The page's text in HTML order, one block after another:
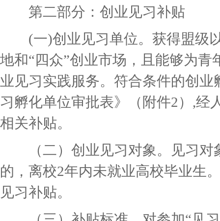
第二部分：创业见习补贴
(一)创业见习单位。获得盟级以
地和“四众”创业市场，且能够为
业见习实践服务。符合条件的创
习孵化单位审批表》（附件2）,经
相关补贴。
（二）创业见习对象。见习对
的，离校2年内未就业高校毕业生
见习补贴。